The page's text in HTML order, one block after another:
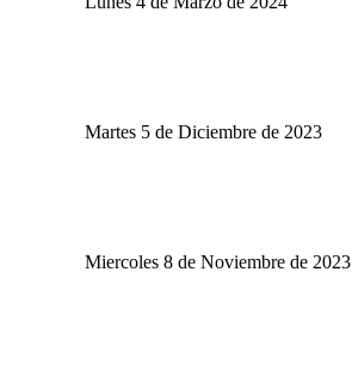
Martes 5 de Diciembre de 2023
Miercoles 8 de Noviembre de 2023